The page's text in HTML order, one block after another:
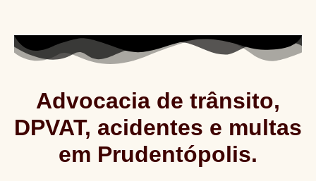
Advocacia de trânsito,
DPVAT, acidentes e multas
em Prudentópolis.